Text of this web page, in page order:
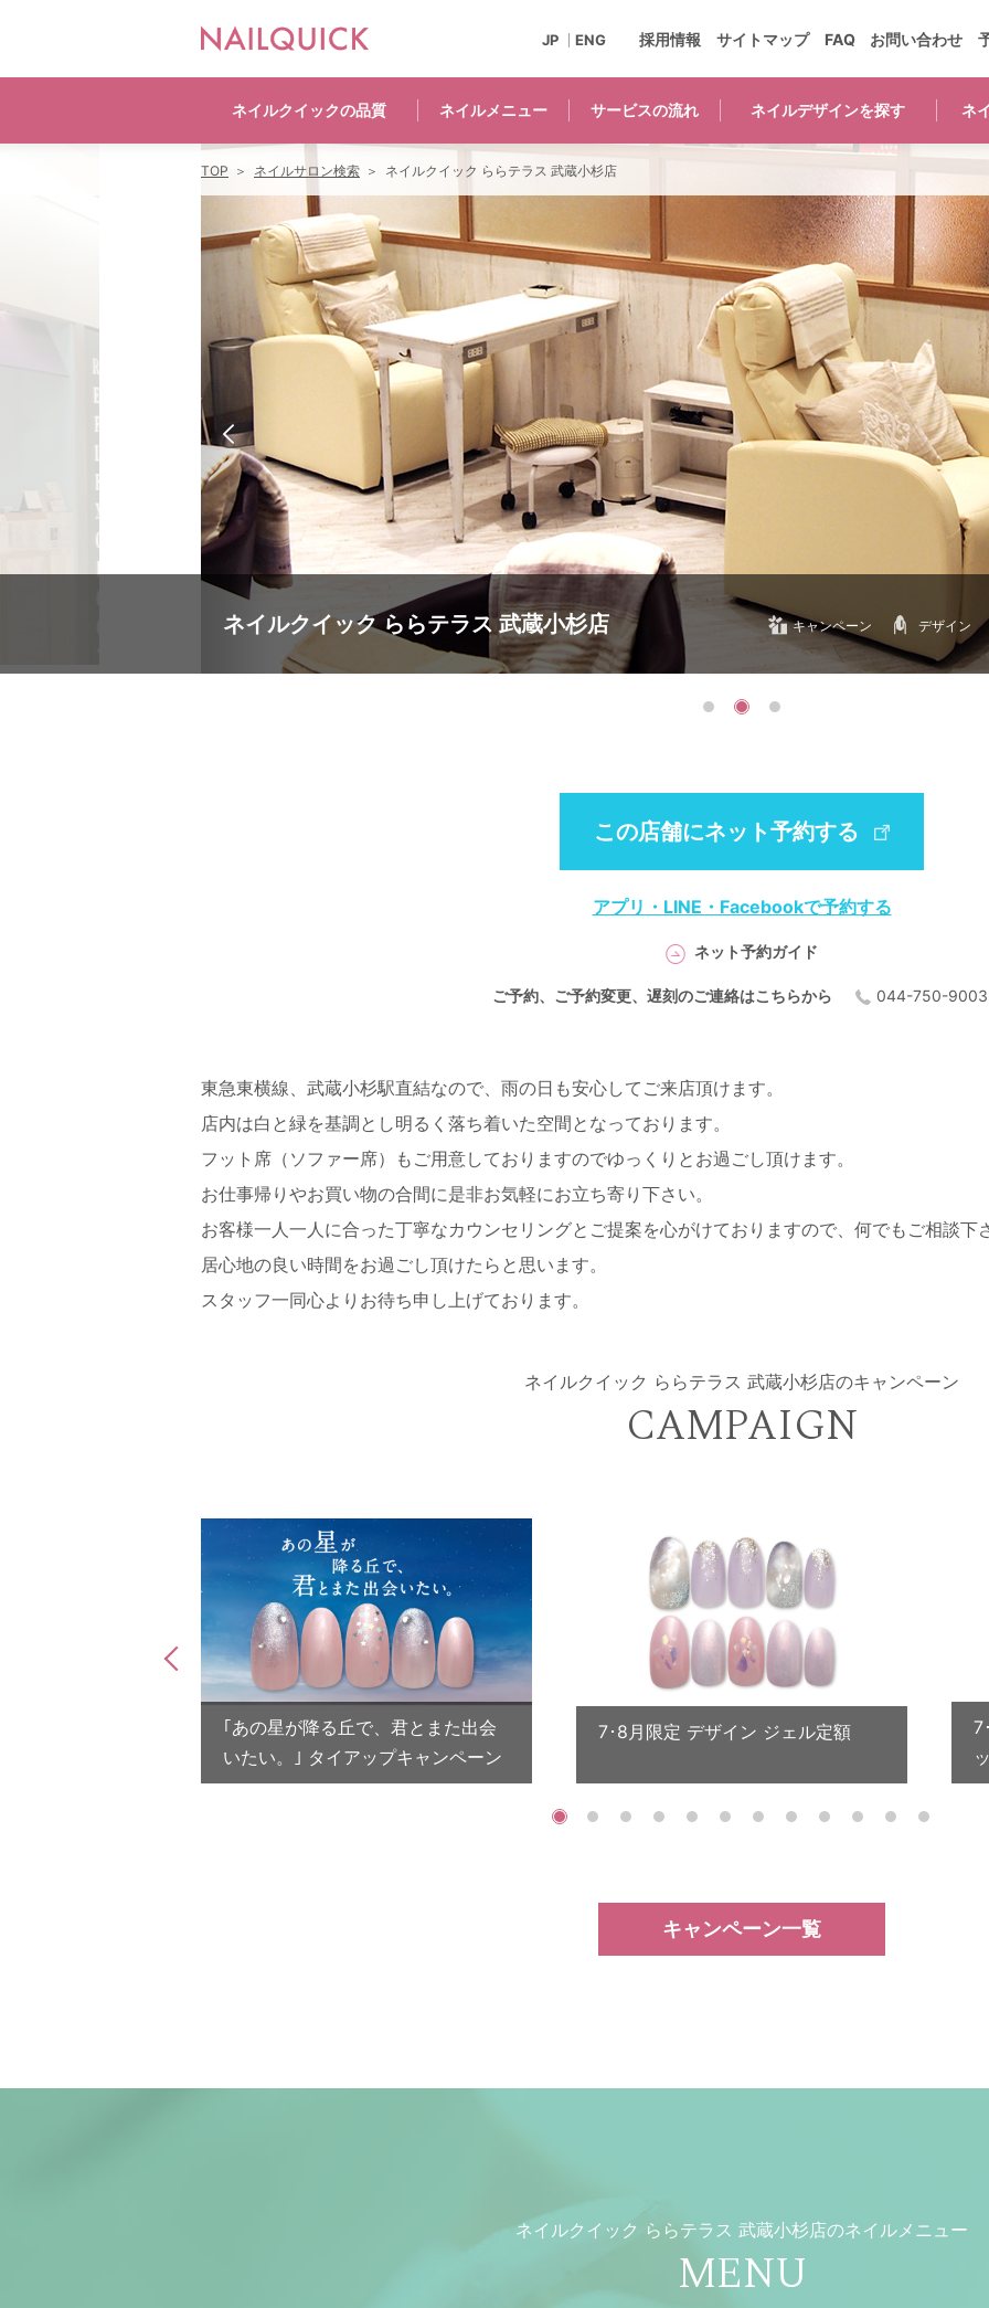
ネイルクイックの品質 ネイルメニュー サービスの流れ ネイルデザインを探す ネ
採用情報 サイトマップ FAQ お問い合わせ
JP ENG
ネイルクイック ららテラス 武蔵小杉店 キャンペーン デザイン
この店舗にネット予約する
アプリ・LINE・Facebookで予約する
ネット予約ガイド
ご予約、ご予約変更、遅刻のご連絡はこちらから 044-750-9003
東急東横線、武蔵小杉駅直結なので、雨の日も安心してご来店頂けます。
店内は白と緑を基調とし明るく落ち着いた空間となっております。
フット席（ソファー席）もご用意しておりますのでゆっくりとお過ごし頂けます。
お仕事帰りやお買い物の合間に是非お気軽にお立ち寄り下さい。
お客様一人一人に合った丁寧なカウンセリングとご提案を心がけておりますので、何でもご相談下
居心地の良い時間をお過ごし頂けたらと思います。
スタッフ一同心よりお待ち申し上げております。
ネイルクイック ららテラス 武蔵小杉店のキャンペーン
CAMPAIGN
｢あの星が降る丘で、君とまた出会
いたい。｣ タイアップキャンペーン
7･8月限定 デザイン ジェル定額
7
キャンペーン一覧
ネイルクイック ららテラス 武蔵小杉店のネイルメニュー
MENU
TOP ネイルサロン検索 ネイルクイック ららテラス 武蔵小杉店